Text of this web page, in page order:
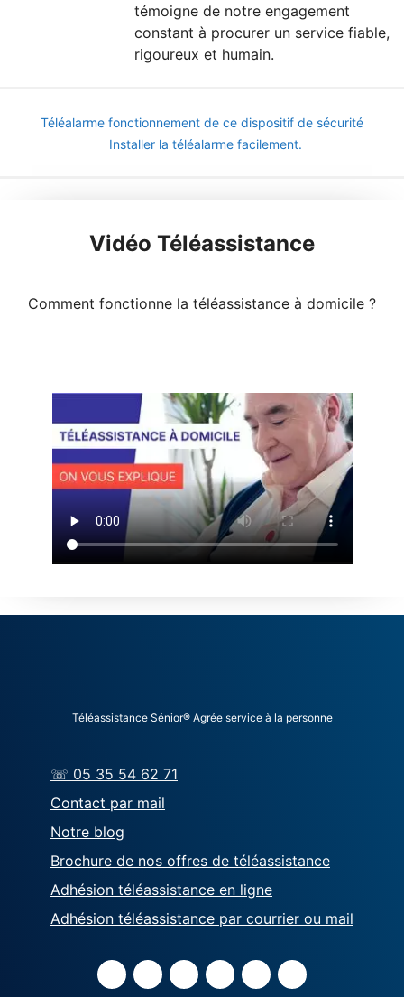
témoigne de notre engagement
constant à procurer un service fiable,
rigoureux et humain.
Téléalarme fonctionnement de ce dispositif de sécurité
Installer la téléalarme facilement.
Vidéo Téléassistance
Comment fonctionne la téléassistance à domicile ?
Téléassistance Sénior® Agrée service à la personne
☏ 05 35 54 62 71
Contact par mail
Notre blog
Brochure de nos offres de téléassistance
Adhésion téléassistance en ligne
Adhésion téléassistance par courrier ou mail